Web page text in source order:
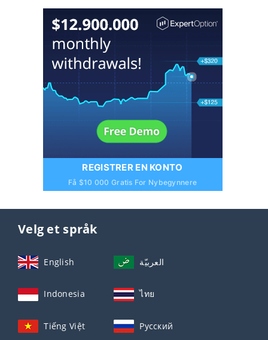
REGISTRER EN KONTO
Få $10 000 Gratis For Nybegynnere
Velg et språk
English العربيّة
Indonesia ไทย
Tiếng Việt Русский